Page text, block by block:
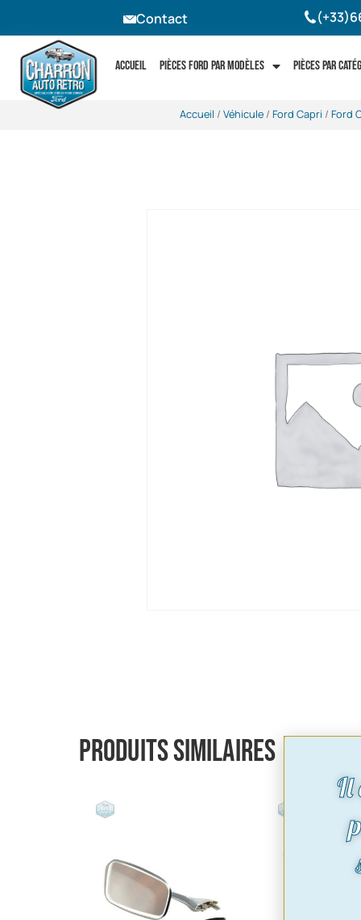
Contact
Accueil Pièces Ford par modèles Pièces par
Accueil / Véhicule/ Ford Capri / Ford
Produits similaires
Il